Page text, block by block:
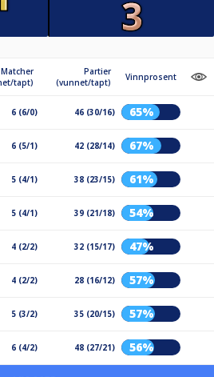
Matcher
tapt)
Partier
(vunnet/tapt)
Vinnprosent
6 (6/0) 46 (30/16) 65%
6 (5/1) 42 (28/14) 67%
5 (4/1) 38 (23/15) 61%
5 (4/1) 39 (21/18) 54%
4 (2/2) 32 (15/17) 47%
4 (2/2) 28 (16/12) 57%
5 (3/2) 35 (20/15) 57%
6 (4/2) 48 (27/21) 56%